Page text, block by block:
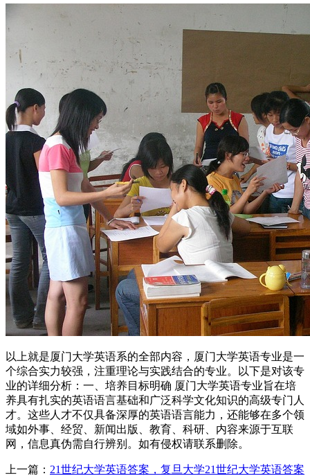
以上就是厦门大学英语系的全部内容，厦门大学英语专业是一
个综合实力较强，注重理论与实践结合的专业。以下是对该专
业的详细分析：一、培养目标明确 厦门大学英语专业旨在培
养具有扎实的英语语言基础和广泛科学文化知识的高级专门人
才。这些人才不仅具备深厚的英语语言能力，还能够在多个领
域如外事、经贸、新闻出版、教育、科研、内容来源于互联
网，信息真伪需自行辨别。如有侵权请联系删除。
上一篇： 21世纪大学英语答案，复旦大学21世纪大学英语答案